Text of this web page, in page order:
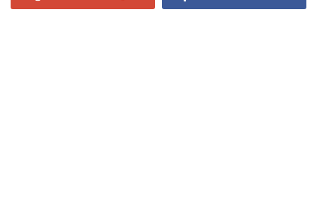
Login with Google Login with Facebook